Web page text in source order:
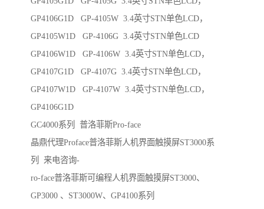
GP4106G1D GP-4105W 3.4英寸STN单色LCD，
GP4105W1D GP-4106G 3.4英寸STN单色LCD
GP4106W1D GP-4106W 3.4英寸STN单色LCD，
GP4107G1D GP-4107G 3.4英寸STN单色LCD，
GP4107W1D GP-4107W 3.4英寸STN单色LCD，
GP4106G1D
GC4000系列 普洛菲斯Pro-face
晶鼎代理Proface普洛菲斯人机界面触摸屏ST3000系
列 来电咨询-
ro-face普洛菲斯可编程人机界面触摸屏ST3000、
GP3000 、ST3000W、GP4100系列